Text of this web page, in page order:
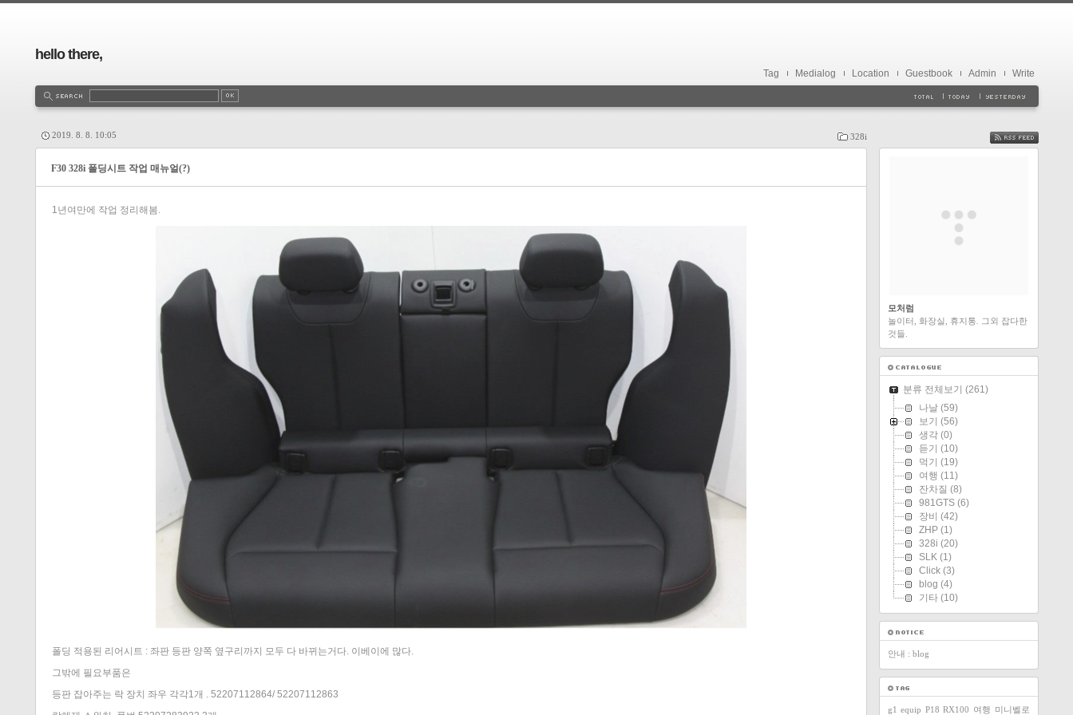
hello there,
Tag Medialog Location Guestbook Admin Write
328i
2019. 8. 8. 10:05
F30 328i 폴딩시트 작업 매뉴얼(?)
1년여만에 작업 정리해봄.
폴딩 적용된 리어시트 : 좌판 등판 양쪽 옆구리까지 모두 다 바뀌는거다. 이베이에 많다.
그밖에 필요부품은
등판 잡아주는 락 장치 좌우 각각1개 . 52207112864/ 52207112863
FEED
모처럼
놀이터, 화장실, 휴지통. 그외 잡다한
것들.
분류 전체보기 (261)
나날(59)
보기 (56)
생각(0)
듣기 (10)
먹기 (19)
여행 (11)
잔차질 (8)
981GTS(6)
장비 (42)
ZHP(1)
328i (20)
SLK(1)
Click(3)
blog (4)
기타(10)
안내 : blog
g1 equip P18 RX100 여행 미니벨로